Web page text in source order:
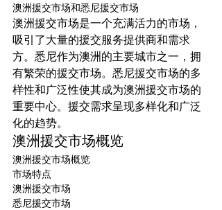
澳洲援交市场和悉尼援交市场
澳洲援交市场是一个充满活力的市场，
吸引了大量的援交服务提供商和需求
方。悉尼作为澳洲的主要城市之一，拥
有繁荣的援交市场。悉尼援交市场的多
样性和广泛性使其成为澳洲援交市场的
重要中心。援交需求呈现多样化和广泛
化的趋势。
澳洲援交市场概览
澳洲援交市场概览
市场特点
澳洲援交市场
悉尼援交市场